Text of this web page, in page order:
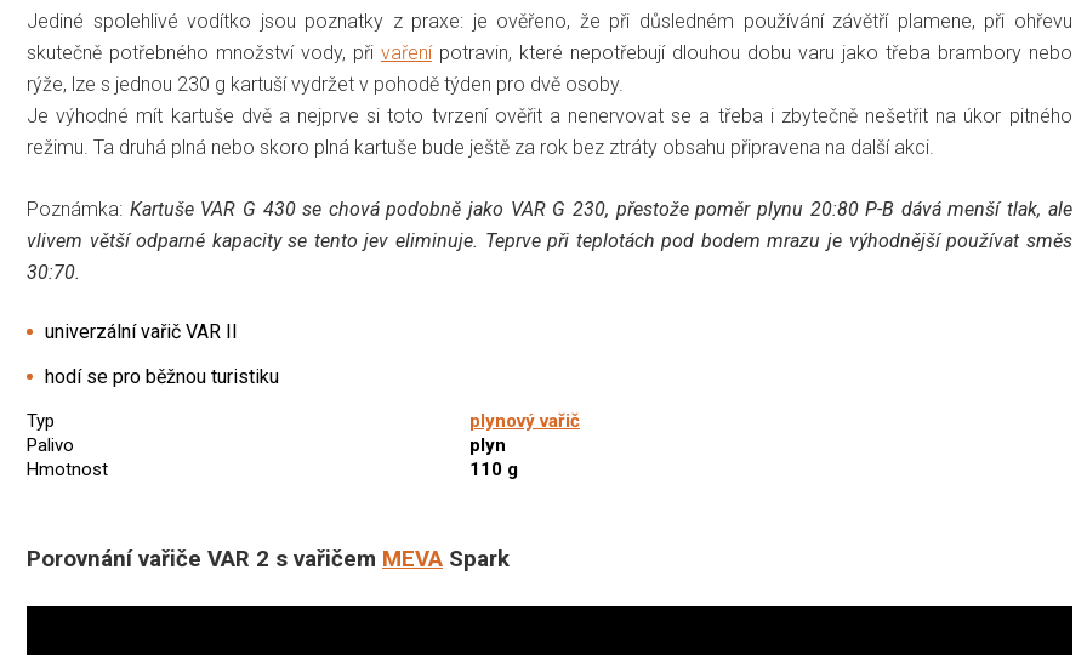
Jediné spolehlivé vodítko jsou poznatky z praxe: je ověřeno, že při důsledném používání závětří plamene, při ohřevu
skutečně potřebného množství vody, při vařenípotravin, které nepotřebují dlouhou dobu varu jako třeba brambory nebo
rýže, lze s jednou 230 g kartuší vydržet v pohodě týden pro dvě osoby.
Je výhodné mít kartuše dvě a nejprve si toto tvrzení ověřit a nenervovat se a třeba i zbytečně nešetřit na úkor pitného
režimu. Ta druhá plná nebo skoro plná kartuše bude ještě za rok bez ztráty obsahu připravena na další akci.
Poznámka: Kartuše VAR G 430 se chová podobně jako VAR G 230, přestože poměr plynu 20:80 P-B dává menší tlak, ale
vlivem větší odparné kapacity se tento jev eliminuje. Teprve při teplotách pod bodem mrazu je výhodnější používat směs
30:70.
univerzální vařič VAR II
hodí se pro běžnou turistiku
Typ
plynový vařič
Palivo
plyn
Hmotnost
110 g
Porovnání vařiče VAR 2 s vařičem MEVA Spark